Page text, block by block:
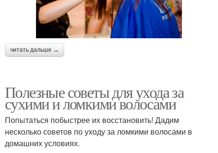
читать дальше →
Полезные советы для ухода за
сухими и ломкими волосами
Попытаться побыстрее их восстановить! Дадим
несколько советов по уходу за ломкими волосами в
домашних условиях.